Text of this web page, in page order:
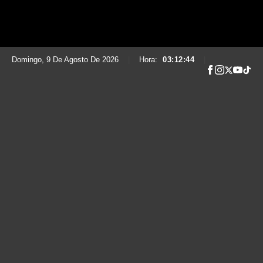
Domingo, 9 De Agosto De 2026 Hora: 03:12:45